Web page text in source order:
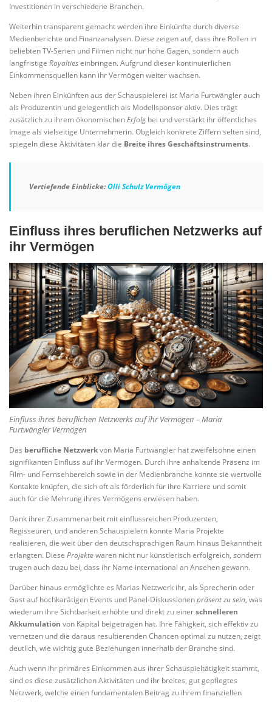
Investitionen in verschiedene Branchen.
Weiterhin transparent gemacht werden ihre Einkünfte durch diverse
Medienberichte und Finanzanalysen. Diese zeigen auf, dass ihre Rollen in
beliebten TV-Serien und Filmen nicht nur hohe Gagen, sondern auch
langfristige Royaltieseinbringen. Aufgrund dieser kontinuierlichen
Einkommensquellen kann ihr Vermögen weiter wachsen.
Neben ihren Einkünften aus der Schauspielerei ist Maria Furtwängler auch
als Produzentin und gelegentlich als Modellsponsor aktiv. Dies trägt
zusätzlich zu ihrem ökonomischenErfolgbei und verstärkt ihr öffentliches
Image als vielseitige Unternehmerin. Obgleich konkrete Ziffern selten sind,
spiegeln diese Aktivitäten klar die Breite ihres Geschäftsinstruments.
Vertiefende Einblicke:Olli Schulz Vermögen
Einfluss ihres beruflichen Netzwerks auf
ihr Vermögen
Einfluss ihres beruflichen Netzwerks auf ihr Vermögen – Maria
Furtwängler Vermögen
Das berufliche Netzwerkvon Maria Furtwängler hat zweifelsohne einen
signifikanten Einfluss auf ihr Vermögen. Durch ihre anhaltende Präsenz im
Film- und Fernsehbereich sowie in der Medienbranche konnte sie wertvolle
Kontakte knüpfen, die sich oft als förderlich für ihre Karriere und somit
auch für die Mehrung ihres Vermögens erwiesen haben.
Dank ihrer Zusammenarbeit mit einflussreichen Produzenten,
Regisseuren, und anderen Schauspielern konnte Maria Projekte
realisieren, die weit über den deutschsprachigen Raum hinaus Bekanntheit
erlangten. Diese Projektewaren nicht nur künstlerisch erfolgreich, sondern
trugen auch dazu bei, dass ihr Name international an Ansehen gewann.
Darüber hinaus ermöglichte es Marias Netzwerk ihr, als Sprecherin oder
Gast auf hochkarätigen Events und Panel-Diskussionenpräsent zu sein, was
wiederum ihre Sichtbarkeit erhöhte und direkt zu einerschnelleren
Akkumulation von Kapital beigetragen hat. Ihre Fähigkeit, sich effektiv zu
vernetzen und die daraus resultierenden Chancen optimal zu nutzen, zeigt
deutlich, wie wichtig gute Beziehungen innerhalb der Branche sind.
Auch wenn ihr primäres Einkommen aus ihrer Schauspieltätigkeit stammt,
sind es diese zusätzlichen Aktivitäten und ihr breites, gut gepflegtes
Netzwerk, welche einen fundamentalen Beitrag zu ihrem finanziellen